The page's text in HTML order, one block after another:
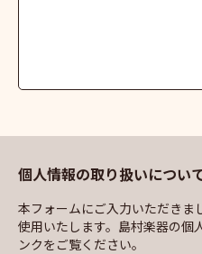
個人情報の取り扱いについ
本フォームにご入力いただきま
使用いたします。島村楽器の個
ンクをご覧ください。